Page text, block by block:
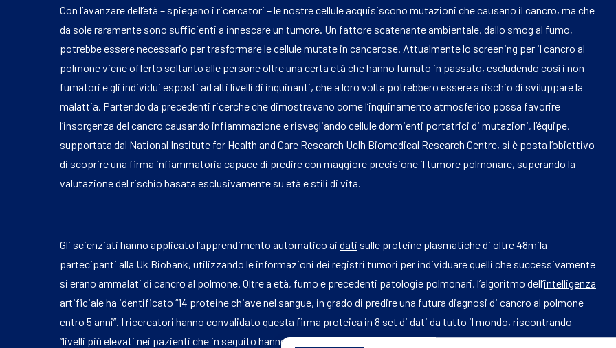
Con l’avanzare dell’età – spiegano i ricercatori – le nostre cellule acquisiscono mutazioni che causano il cancro, ma che
da sole raramente sono sufficienti a innescare un tumore. Un fattore scatenante ambientale, dallo smog al fumo,
potrebbe essere necessario per trasformare le cellule mutate in cancerose. Attualmente lo screening per il cancro al
polmone viene offerto soltanto alle persone oltre una certa età che hanno fumato in passato, escludendo così i non
fumatori e gli individui esposti ad alti livelli di inquinanti, che a loro volta potrebbero essere a rischio di sviluppare la
malattia. Partendo da precedenti ricerche che dimostravano come l’inquinamento atmosferico possa favorire
l’insorgenza del cancro causando infiammazione e risvegliando cellule dormienti portatrici di mutazioni, l’équipe,
supportata dal National Institute for Health and Care Research Uclh Biomedical Research Centre, si è posta l’obiettivo
di scoprire una firma infiammatoria capace di predire con maggiore precisione il tumore polmonare, superando la
valutazione del rischio basata esclusivamente su età e stili di vita.
Gli scienziati hanno applicato l’apprendimento automatico ai dati sulle proteine plasmatiche di oltre 48mila
partecipanti alla Uk Biobank, utilizzando le informazioni dei registri tumori per individuare quelli che successivamente
si erano ammalati di cancro al polmone. Oltre a età, fumo e precedenti patologie polmonari, l’algoritmo dell’intelligenza
artificialeha identificato “14 proteine chiave nel sangue, in grado di predire una futura diagnosi di cancro al polmone
entro 5 anni”. I ricercatori hanno convalidato questa firma proteica in 8 set di dati da tutto il mondo, riscontrando
“livelli più elevati nei pazienti che in seguito hanno sviluppato un tumore al polmone in tutti gli studi, incluso un gruppo